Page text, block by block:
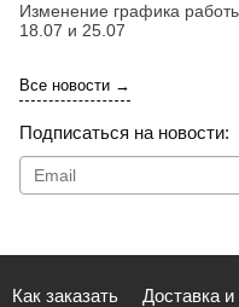
Изменение графика
18.07 и 25.07
Все новости →
Подписаться на новости:
Как заказать Доставка и